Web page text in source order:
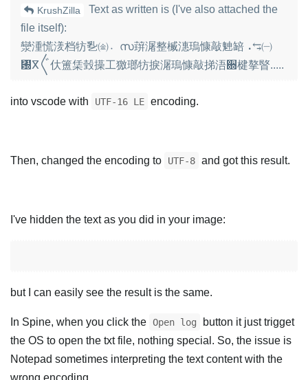
KrushZilla
Text as written is (I've also attached the
file itself):
灓湩⁥慌湵档牥㐠㈮〮സ䔊潳整楲⁣潓瑦慷敲䰠䍌⠠⥃㈠
㄰ⴳ〲㐲簠栠瑴㩰⼯獥瑯牥捩潳瑦慷敲挮浯਍楗摮睯.....
into vscode with UTF-16 LE encoding.
Then, changed the encoding to UTF-8 and got this result.
I've hidden the text as you did in your image:
but I can easily see the result is the same.
In Spine, when you click the Open log
button it just trigget
the OS to open the txt file, nothing special. So, the issue is
Notepad sometimes interpreting the text content with the